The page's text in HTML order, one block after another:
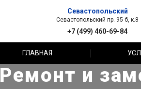
Севастопольский
Севастопольский пр. 95 б, к.8
+7 (499) 460-69-84
ГЛАВНАЯ
Ремонт и